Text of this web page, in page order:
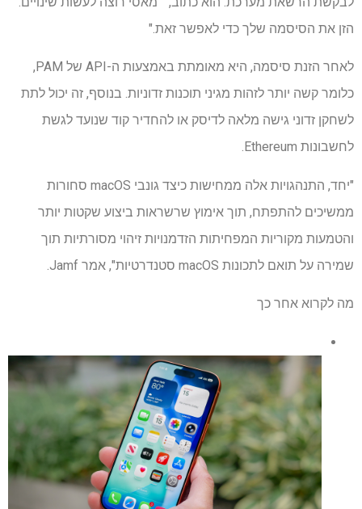
הזן את הסיסמה שלך כדי לאפשר זאת."
לאחר הזנת סיסמה, היא מאומתת באמצעות ה-API של PAM,
כלומר קשה יותר לזהות מגיני תוכנות זדוניות. בנוסף, זה יכול לתת
לשחקן זדוני גישה מלאה לדיסק או להחדיר קוד שנועד לגשת
לחשבונות Ethereum.
"יחד, התנהגויות אלה ממחישות כיצד גונבי macOS סחורות
ממשיכים להתפתח, תוך אימוץ שרשראות ביצוע שקטות יותר
והטמעות מקוריות המפחיתות הזדמנויות זיהוי מסורתיות תוך
שמירה על תואם לתכונות macOS סטנדרטיות", אמר Jamf.
מה לקרוא אחר כך